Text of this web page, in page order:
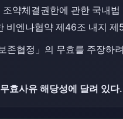
약체결권한에 관한 국내
비엔나협약 제46조 내지 제
존협정」의 무효를 주장
효사유 해당성에 달려 있다.